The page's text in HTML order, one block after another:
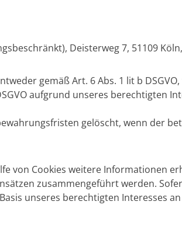
Deisterweg 7, 51109
gemäß Art. 6 Abs. 1 lit b
aufgrund unseres berechtigten
gelöscht, wenn der
von Cookies weitere Informationen
zusammengeführt werden.
unseres berechtigten Interesses